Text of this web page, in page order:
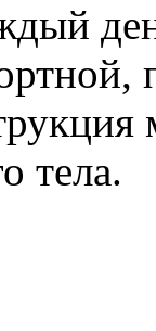
тела.